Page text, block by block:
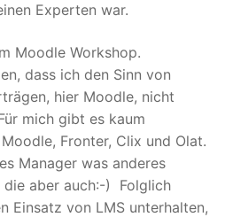
Experten war.
Moodle Workshop.
dass ich den Sinn von
hier Moodle, nicht
mich gibt es kaum
Fronter, Clix und Olat.
Manager was anderes
die aber auch:-) Folglich
Einsatz von LMS unterhalten,